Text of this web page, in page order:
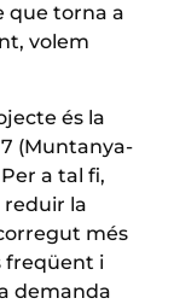
que torna a
volem
és la
(Muntanya-
a tal fi,
reduir la
més
freqüent i
demanda